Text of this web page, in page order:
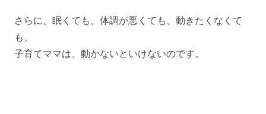
さらに、眠くても、体調が悪くても、動きたくなくて
も、
子育てママは、動かないといけないのです。